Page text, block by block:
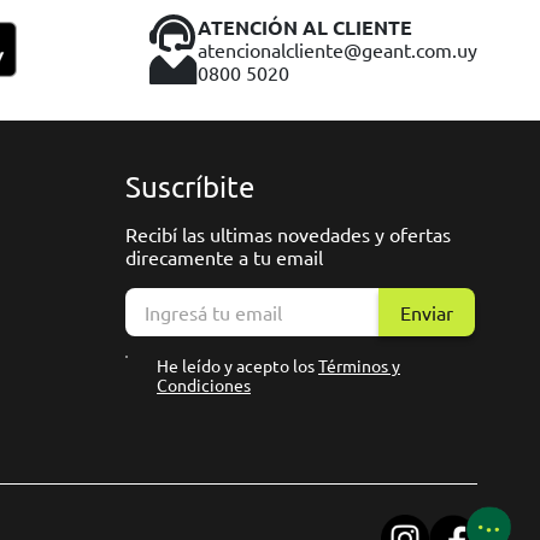
ATENCIÓN AL CLIENTE
atencionalcliente@geant.com.uy
0800 5020
Suscríbite
Recibí las ultimas novedades y ofertas
direcamente a tu email
Enviar
He leído y acepto losTérminos y
Condiciones